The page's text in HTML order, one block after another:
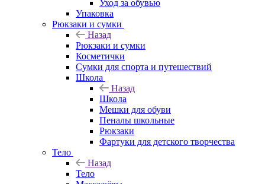
Уход за обувью
Упаковка
Рюкзаки и сумки
Назад
Рюкзаки и сумки
Косметички
Сумки для спорта и путешествий
Школа
Назад
Школа
Мешки для обуви
Пеналы школьные
Рюкзаки
Фартуки для детского творчества
Тело
Назад
Тело